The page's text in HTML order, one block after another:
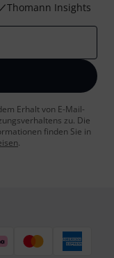
Thomann Insights
Erhalt von E-Mail-
zu. Die
finden Sie in
.